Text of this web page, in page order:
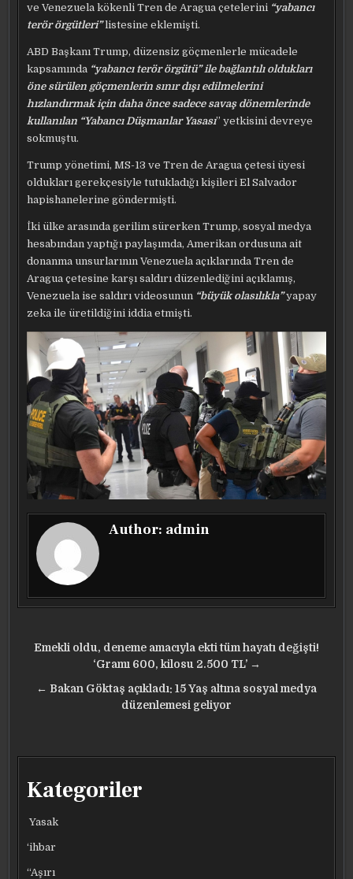
ve Venezuela kökenli Tren de Aragua çetelerini “yabancı
terör örgütleri”listesine eklemişti.
ABD Başkanı Trump, düzensiz göçmenlerle mücadele
kapsamında “yabancı terör örgütü” ile bağlantılı oldukları
öne sürülen göçmenlerin sınır dışı edilmelerini
hızlandırmak için daha önce sadece savaş dönemlerinde
kullanılan “Yabancı Düşmanlar Yasası” yetkisini devreye
sokmuştu.
Trump yönetimi, MS-13 ve Tren de Aragua çetesi üyesi
oldukları gerekçesiyle tutukladığı kişileri El Salvador
hapishanelerine göndermişti.
İki ülke arasında gerilim sürerken Trump, sosyal medya
hesabından yaptığı paylaşımda, Amerikan ordusuna ait
donanma unsurlarının Venezuela açıklarında Tren de
Aragua çetesine karşı saldırı düzenlediğini açıklamış,
Venezuela ise saldırı videosunun “büyük olasılıkla”yapay
zeka ile üretildiğini iddia etmişti.
Author: admin
Yazı
gezinmesi
Emekli oldu, deneme amacıyla ekti tüm hayatı değişti!
‘Gramı 600, kilosu 2.500 TL’ →
← Bakan Göktaş açıkladı: 15 Yaş altına sosyal medya
düzenlemesi geliyor
Kategoriler
Yasak
‘ihbar
“Aşırı